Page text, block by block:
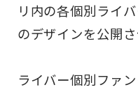
リ内の各個別ライ
のデザインを公開さ
ライバー個別ファ